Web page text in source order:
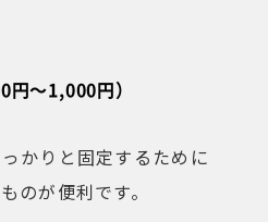
〜1,000円）
かりと固定するために
のが便利です。